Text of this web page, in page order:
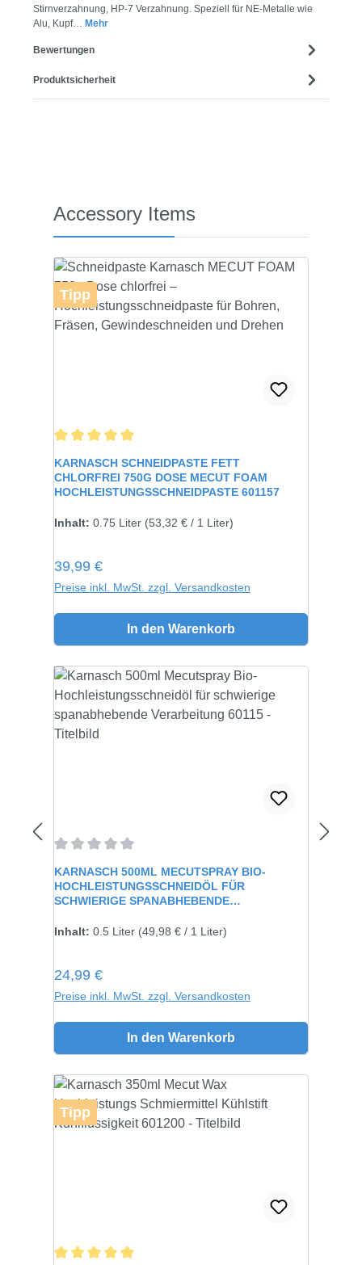
Stirnverzahnung, HP-7 Verzahnung. Speziell für NE-Metalle wie
Alu, Kupf… Mehr
Bewertungen
Produktsicherheit
Produktgalerie überspringen
Accessory Items
Tipp
KARNASCH SCHNEIDPASTE FETT
CHLORFREI 750G DOSE MECUT FOAM
HOCHLEISTUNGSSCHNEIDPASTE 601157
Inhalt: 0.75 Liter (53,32 € / 1 Liter)
Regulärer Preis:
39,99 €
Preise inkl. MwSt. zzgl. Versandkosten
In den Warenkorb
KARNASCH 500ML MECUTSPRAY BIO-
HOCHLEISTUNGSSCHNEIDÖL FÜR
SCHWIERIGE SPANABHEBENDE
Inhalt: 0.5 Liter (49,98 € / 1 Liter)
Regulärer Preis:
24,99 €
Preise inkl. MwSt. zzgl. Versandkosten
In den Warenkorb
Tipp